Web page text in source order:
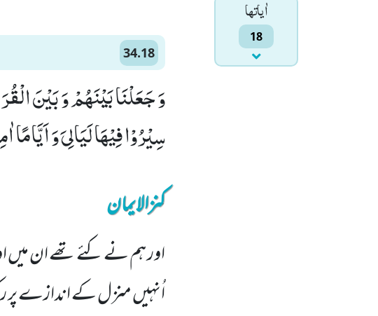
اٰياتها
18
34.18
وَ جَعَلْنَا بَیْنَهُمْ وَ بَیْنَ
سِیْرُوْا فِیْهَا لَیَالِیَ وَ اَیَّامًا
کنزالایمان
اور ہم نے کئے تھے ان میں
اُنہیں منزل کے اندازے پر